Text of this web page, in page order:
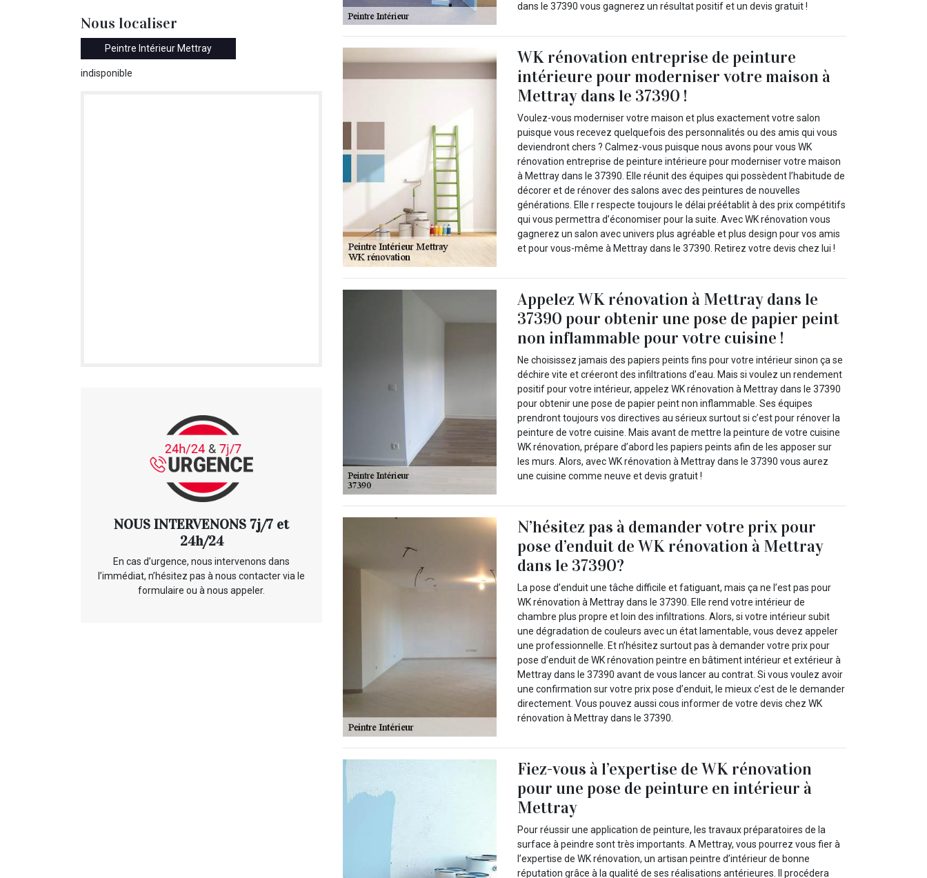
Nous localiser
Peintre Intérieur Mettray
indisponible
NOUS INTERVENONS 7j/7 et
24h/24
En cas d’urgence, nous intervenons dans
l’immédiat, n’hésitez pas à nous contacter via le
formulaire ou à nous appeler.
dans le 37390 vous gagnerez un résultat positif et un devis gratuit !
WK rénovation entreprise de peinture
intérieure pour moderniser votre maison à
Mettray dans le 37390 !
Voulez-vous moderniser votre maison et plus exactement votre salon
puisque vous recevez quelquefois des personnalités ou des amis qui vous
deviendront chers ? Calmez-vous puisque nous avons pour vous WK
rénovation entreprise de peinture intérieure pour moderniser votre maison
à Mettray dans le 37390. Elle réunit des équipes qui possèdent l’habitude de
décorer et de rénover des salons avec des peintures de nouvelles
générations. Elle r respecte toujours le délai préétablit à des prix compétitifs
qui vous permettra d’économiser pour la suite. Avec WK rénovation vous
gagnerez un salon avec univers plus agréable et plus design pour vos amis
et pour vous-même à Mettray dans le 37390. Retirez votre devis chez lui !
Appelez WK rénovation à Mettray dans le
37390 pour obtenir une pose de papier peint
non inflammable pour votre cuisine !
Ne choisissez jamais des papiers peints fins pour votre intérieur sinon ça se
déchire vite et créeront des infiltrations d’eau. Mais si voulez un rendement
positif pour votre intérieur, appelez WK rénovation à Mettray dans le 37390
pour obtenir une pose de papier peint non inflammable. Ses équipes
prendront toujours vos directives au sérieux surtout si c’est pour rénover la
peinture de votre cuisine. Mais avant de mettre la peinture de votre cuisine
WK rénovation, prépare d’abord les papiers peints afin de les apposer sur
les murs. Alors, avec WK rénovation à Mettray dans le 37390 vous aurez
une cuisine comme neuve et devis gratuit !
N’hésitez pas à demander votre prix pour
pose d’enduit de WK rénovation à Mettray
dans le 37390?
La pose d’enduit une tâche difficile et fatiguant, mais ça ne l’est pas pour
WK rénovation à Mettray dans le 37390. Elle rend votre intérieur de
chambre plus propre et loin des infiltrations. Alors, si votre intérieur subit
une dégradation de couleurs avec un état lamentable, vous devez appeler
une professionnelle. Et n’hésitez surtout pas à demander votre prix pour
pose d’enduit de WK rénovation peintre en bâtiment intérieur et extérieur à
Mettray dans le 37390 avant de vous lancer au contrat. Si vous voulez avoir
une confirmation sur votre prix pose d’enduit, le mieux c’est de le demander
directement. Vous pouvez aussi cous informer de votre devis chez WK
rénovation à Mettray dans le 37390.
Fiez-vous à l’expertise de WK rénovation
pour une pose de peinture en intérieur à
Mettray
Pour réussir une application de peinture, les travaux préparatoires de la
surface à peindre sont très importants. A Mettray, vous pourrez vous fier à
l’expertise de WK rénovation, un artisan peintre d’intérieur de bonne
réputation grâce à la qualité de ses réalisations antérieures. Il procédera